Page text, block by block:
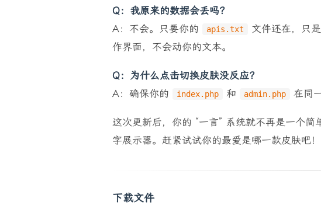
Q：我原来的数据会丢吗？
A：不会。只要你的
apis.txt 文件还在，只
作界面，不会动你的文本。
Q：为什么点击切换皮肤没反应？
A：确保你的
index.php 和 admin.php 在同
这次更新后，你的 “一言” 系统就不再是一个
字展示器。赶紧试试你的最爱是哪一款皮肤吧！
下载文件